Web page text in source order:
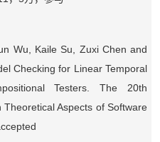
Wu, Kaile Su, Zuxi Chen and
Checking for Linear Temporal
Testers. The 20th
Aspects of Software